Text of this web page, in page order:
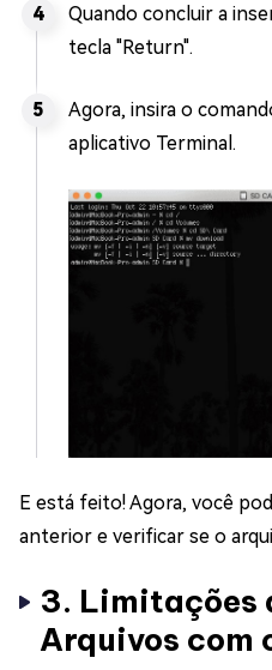
Quando concluir a
tecla "Return".
Agora, insira o
aplicativo Terminal.
E está feito! Agora, você
anterior e verificar se o
3. Limitações
Arquivos com